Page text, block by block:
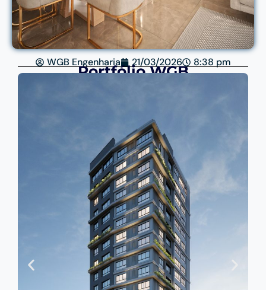
WGB Engenharia 21/03/2026 8:38 pm
Portfólio WGB